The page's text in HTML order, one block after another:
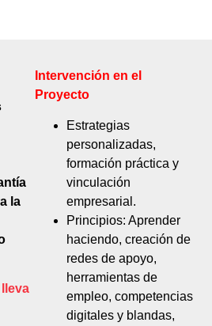
la
Intervención en el
Proyecto
Estrategias
personalizadas,
formación práctica y
vinculación
empresarial.
Principios: Aprender
haciendo, creación de
redes de apoyo,
herramientas de
empleo, competencias
digitales y blandas,